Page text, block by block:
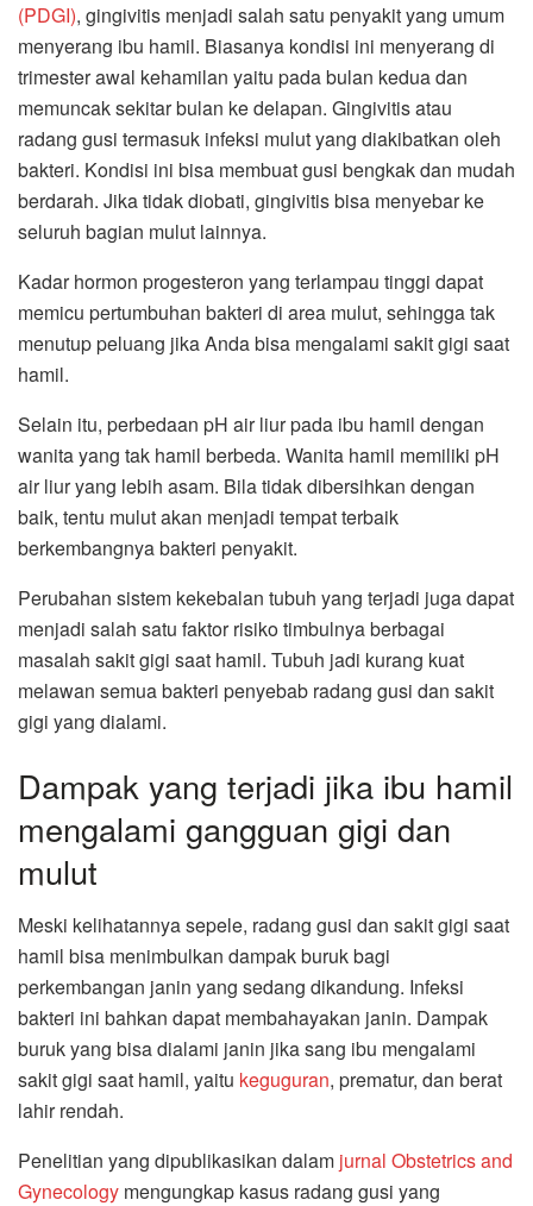
(PDGI), gingivitis menjadi salah satu penyakit yang umum
menyerang ibu hamil. Biasanya kondisi ini menyerang di
trimester awal kehamilan yaitu pada bulan kedua dan
memuncak sekitar bulan ke delapan. Gingivitis atau
radang gusi termasuk infeksi mulut yang diakibatkan oleh
bakteri. Kondisi ini bisa membuat gusi bengkak dan mudah
berdarah. Jika tidak diobati, gingivitis bisa menyebar ke
seluruh bagian mulut lainnya.
Kadar hormon progesteron yang terlampau tinggi dapat
memicu pertumbuhan bakteri di area mulut, sehingga tak
menutup peluang jika Anda bisa mengalami sakit gigi saat
hamil.
Selain itu, perbedaan pH air liur pada ibu hamil dengan
wanita yang tak hamil berbeda. Wanita hamil memiliki pH
air liur yang lebih asam. Bila tidak dibersihkan dengan
baik, tentu mulut akan menjadi tempat terbaik
berkembangnya bakteri penyakit.
Perubahan sistem kekebalan tubuh yang terjadi juga dapat
menjadi salah satu faktor risiko timbulnya berbagai
masalah sakit gigi saat hamil. Tubuh jadi kurang kuat
melawan semua bakteri penyebab radang gusi dan sakit
gigi yang dialami.
Dampak yang terjadi jika ibu hamil
mengalami gangguan gigi dan
mulut
Meski kelihatannya sepele, radang gusi dan sakit gigi saat
hamil bisa menimbulkan dampak buruk bagi
perkembangan janin yang sedang dikandung. Infeksi
bakteri ini bahkan dapat membahayakan janin. Dampak
buruk yang bisa dialami janin jika sang ibu mengalami
sakit gigi saat hamil, yaitu keguguran, prematur, dan berat
lahir rendah.
Penelitian yang dipublikasikan dalam jurnal Obstetrics and
Gynecology mengungkap kasus radang gusi yang